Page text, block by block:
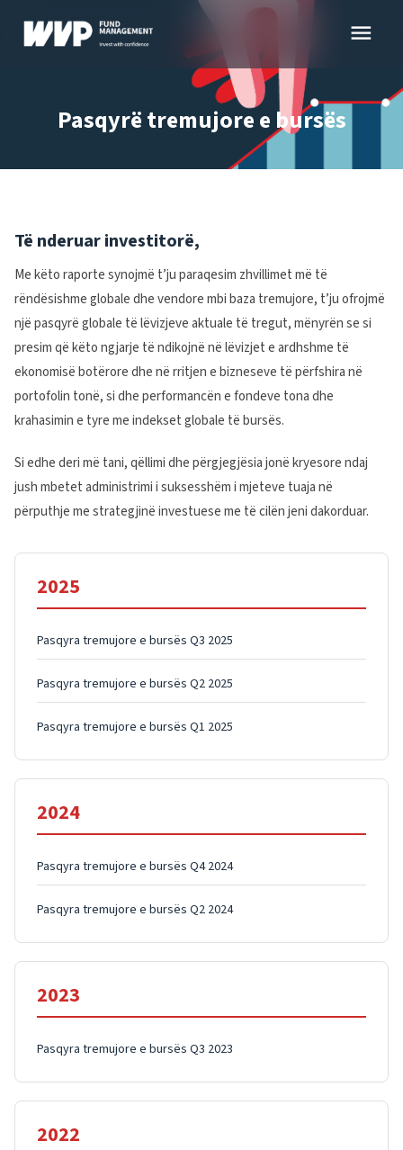
content
menu
Pasqyrë tremujore e bursës
Të nderuar investitorë,
Me këto raporte synojmë t’ju paraqesim zhvillimet më të
rëndësishme globale dhe vendore mbi baza tremujore, t’ju ofrojmë
një pasqyrë globale të lëvizjeve aktuale të tregut, mënyrën se si
presim që këto ngjarje të ndikojnë në lëvizjet e ardhshme të
ekonomisë botërore dhe në rritjen e bizneseve të përfshira në
portofolin tonë, si dhe performancën e fondeve tona dhe
krahasimin e tyre me indekset globale të bursës.
Si edhe deri më tani, qëllimi dhe përgjegjësia jonë kryesore ndaj
jush mbetet administrimi i suksesshëm i mjeteve tuaja në
përputhje me strategjinë investuese me të cilën jeni dakorduar.
2025
Pasqyra tremujore e bursës Q3 2025
Pasqyra tremujore e bursës Q2 2025
Pasqyra tremujore e bursës Q1 2025
2024
Pasqyra tremujore e bursës Q4 2024
Pasqyra tremujore e bursës Q2 2024
2023
Pasqyra tremujore e bursës Q3 2023
2022